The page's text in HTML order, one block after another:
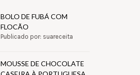
BOLO DE FUBÁ COM
FLOCÃO
Publicado por: suareceita
MOUSSE DE CHOCOLATE